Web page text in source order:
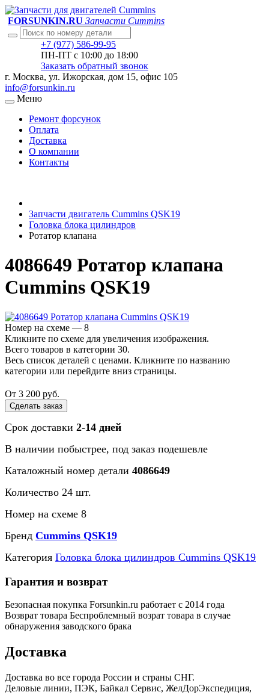
FORSUNKIN.RU Запчасти Cummins
+7 (977) 586-99-95
ПН-ПТ с 10:00 до 18:00
Заказать обратный звонок
г. Москва, ул. Ижорская, дом 15, офис 105
info@forsunkin.ru
Меню
Ремонт форсунок
Оплата
Доставка
О компании
Контакты
Запчасти двигатель Cummins QSK19
Головка блока цилиндров
Ротатор клапана
4086649 Ротатор клапана
Cummins QSK19
Номер на схеме — 8
Кликните по схеме для увеличения изображения.
Всего товаров в категории 30.
Весь список деталей с ценами. Кликните по названию
категории или перейдите вниз страницы.
От 3 200 руб.
Сделать заказ
Срок доставки 2-14 дней
В наличии побыстрее, под заказ подешевле
Каталожный номер детали 4086649
Количество 24 шт.
Номер на схеме 8
Бренд Cummins QSK19
Категория Головка блока цилиндров Cummins QSK19
Гарантия и возврат
Безопасная покупка Forsunkin.ru работает с 2014 года
Возврат товара Беспроблемный возрат товара в случае
обнаружения заводского брака
Доставка
Доставка во все города России и страны СНГ.
Деловые линии, ПЭК, Байкал Сервис, ЖелДорЭкспедиция,